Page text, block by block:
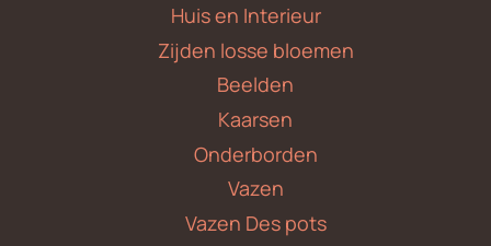
Huis en Interieur
Zijden losse bloemen
Beelden
Kaarsen
Onderborden
Vazen
Vazen Des pots